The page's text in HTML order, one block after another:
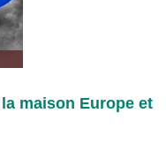
maison Europe et